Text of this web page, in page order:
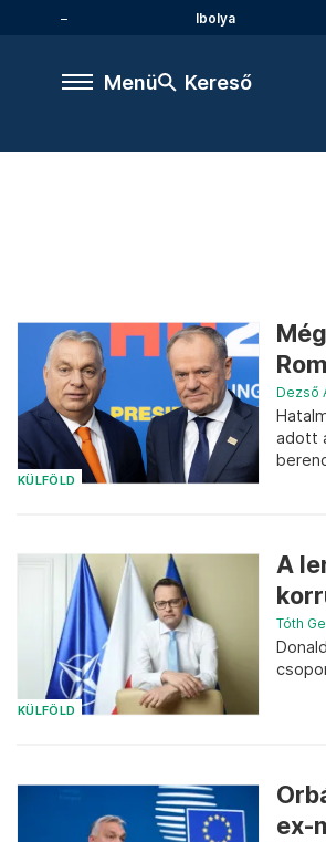
Ibolya
Menü Kereső
KÜLFÖLD
Dezső
adott
KÜLFÖLD
A
Tóth
ex-